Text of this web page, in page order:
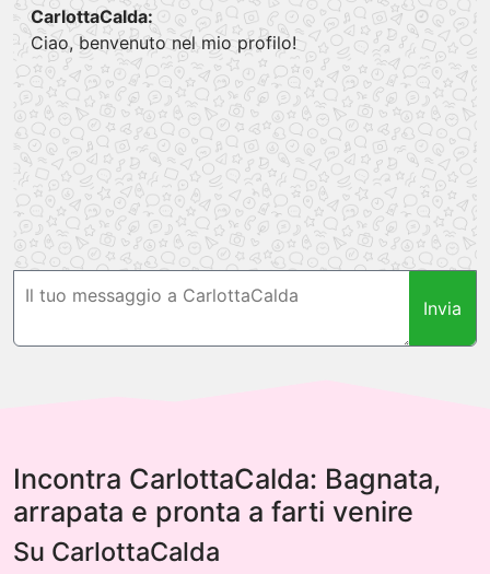
CarlottaCalda:
Ciao, benvenuto nel mio profilo!
Invia
Incontra CarlottaCalda: Bagnata,
arrapata e pronta a farti venire
Su CarlottaCalda